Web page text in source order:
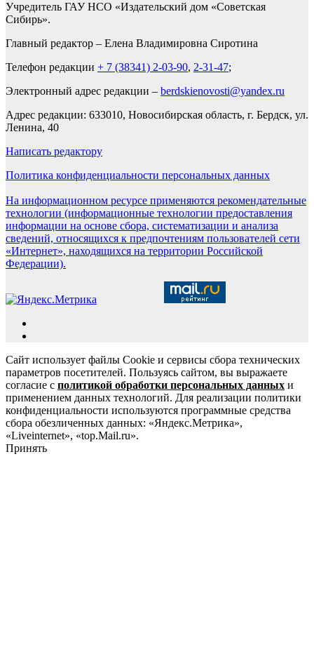
Учредитель ГАУ НСО «Издательский дом «Советская
Сибирь».
Главный редактор – Елена Владимировна Сиротина
Телефон редакции + 7 (38341) 2-03-90, 2-31-47;
Электронный адрес редакции – berdskienovosti@yandex.ru
Адрес редакции: 633010, Новосибирская область, г. Бердск, ул.
Ленина, 40
Написать редактору
Политика конфиденциальности персональных данных
На информационном ресурсе применяются рекомендательные
технологии (информационные технологии предоставления
информации на основе сбора, систематизации и анализа
сведений, относящихся к предпочтениям пользователей сети
«Интернет», находящихся на территории Российской
Федерации).
Сайт использует файлы Cookie и сервисы сбора технических
параметров посетителей. Пользуясь сайтом, вы выражаете
согласие с политикой обработки персональных данных и
применением данных технологий. Для реализации политики
конфиденциальности используются программные средства
сбора обезличенных данных: «Яндекс.Метрика»,
«Liveinternet», «top.Mail.ru».
Принять